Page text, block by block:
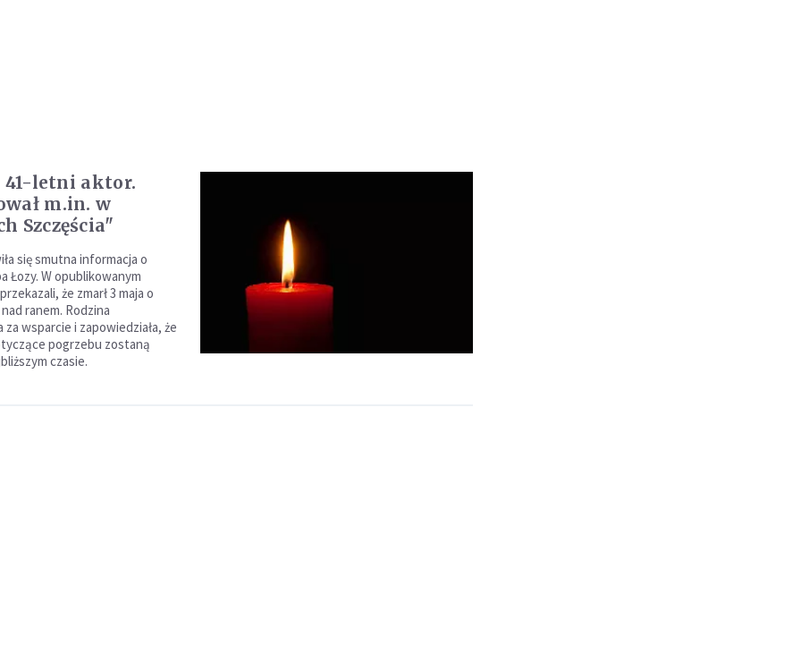
41-letni aktor.
m.in. w
Szczęścia"
się smutna informacja o
Łozy. W opublikowanym
że zmarł 3 maja o
ranem. Rodzina
za wsparcie i zapowiedziała, że
pogrzebu zostaną
czasie.